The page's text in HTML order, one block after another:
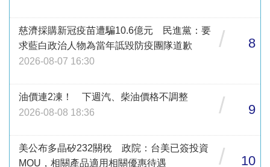
慈濟採購新冠疫苗遭騙10.6億元 民進黨：要
求藍白政治人物為當年詆毀防疫團隊道歉
2026-08-07 16:30
/ 8
油價連2凍！ 下週汽、柴油價格不調整
2026-08-08 18:36
/ 9
美公布多晶矽232關稅 政院：台美已簽投資
MOU，相關產品適用相關優惠待遇
/ 10